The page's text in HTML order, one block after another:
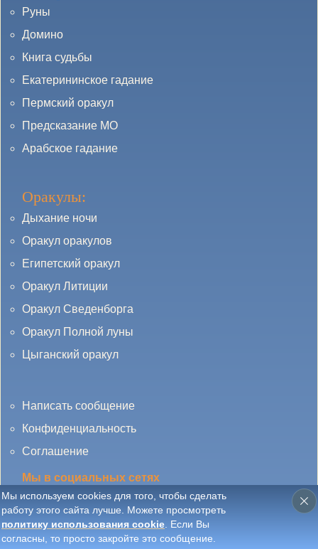
Руны
Домино
Книга судьбы
Екатерининское гадание
Пермский оракул
Предсказание МО
Арабское гадание
Оракулы:
Дыхание ночи
Оракул оракулов
Египетский оракул
Оракул Литиции
Оракул Сведенборга
Оракул Полной луны
Цыганский оракул
Написать сообщение
Конфиденциальность
Соглашение
Мы в социальных сетях
Мы используем cookies для того, чтобы сделать
работу этого сайта лучше. Можете просмотреть
политику использования cookie . Если Вы
согласны, то просто закройте это сообщение.